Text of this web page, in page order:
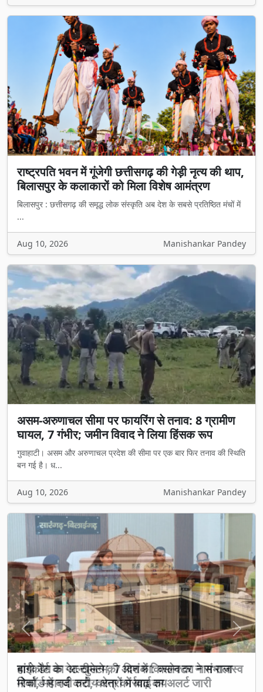
राष्ट्रपति भवन में गूंजेगी छत्तीसगढ़ की गेड़ी नृत्य की थाप,
बिलासपुर के कलाकारों को मिला विशेष आमंत्रण
बिलासपुर : छत्तीसगढ़ की समृद्ध लोक संस्कृति अब देश के सबसे प्रतिष्ठित मंचों में
...
Aug 10, 2026 Manishankar Pandey
असम-अरुणाचल सीमा पर फायरिंग से तनाव: 8 ग्रामीण
घायल, 7 गंभीर; जमीन विवाद ने लिया हिंसक रूप
गुवाहाटी। असम और अरुणाचल प्रदेश की सीमा पर एक बार फिर तनाव की स्थिति
बन गई है। ध...
Aug 10, 2026 Manishankar Pandey
बांगो डैम के गेट खुलने की आशंका: कलेक्टर ने संभाला
मोर्चा, महानदी तटीय क्षेत्रों में बाढ़ का अलर्ट जारी
Previous Next